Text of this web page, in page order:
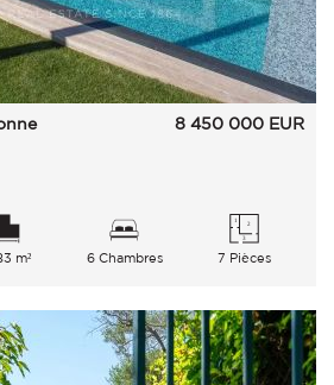
8 450 000 EUR
m² 6 Chambres 7 Pièces